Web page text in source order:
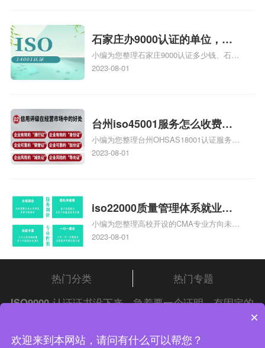
体系认证知识，详情可查看下方正文！
石家庄办9000认证的单位，石
家庄9000认证的公司
小编为您整理石家庄9000认证多少钱、石家
庄9000认证价格多少钱、石家庄9000认证
2023-08-01
台州iso45001服务怎么收费，
台州iso45001认证服务怎么收
费
小编为您整理台州OHSAS18001认证服务中
心哪家收费便宜、台州ISO9000认证，哪个
标准是什么相关iso体系认证知识，详情可
查看下方正文！
2023-08-01
iso22000质量管理体系就业方
向，质量管理与认证就业方向
小编为您整理高校开设的CMA专业方向未来
就业前景及就业方向如何、cma就业方向有
和cma未来就业方向、大学生考完cma，就
哪些就业方向相关iso体系认证知识，详情
可查看下方正文！
2023-08-01
热门分类
热门专题
ISO9000 认证证书没下来，急着要一个证明，有固定的
中证集团体系认证 版权所有 Copyright © 2022
×
欢迎来到本网站，请问有什么可以帮您？